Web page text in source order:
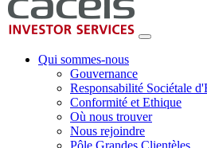
Qui sommes-nous
Gouvernance
Responsabilité Sociétale
Conformité et Ethique
Où nous trouver
Nous rejoindre